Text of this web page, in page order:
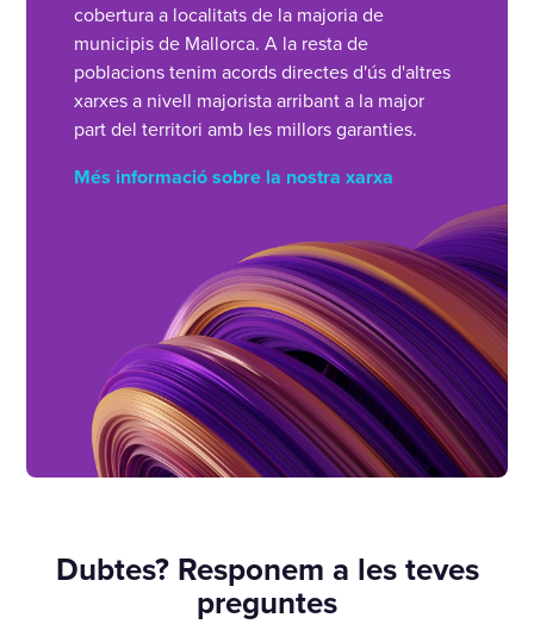
cobertura a localitats de la majoria de
municipis de Mallorca. A la resta de
poblacions tenim acords directes d'ús d'altres
xarxes a nivell majorista arribant a la major
part del territori amb les millors garanties.
Més informació sobre la nostra xarxa
Dubtes? Responem a les teves
preguntes